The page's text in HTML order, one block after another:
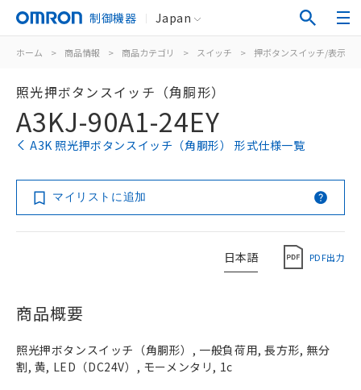
制御機器 Japan
ホーム > 商品情報 > 商品カテゴリ > スイッチ > 押ボタンスイッチ/表示灯
照光押ボタンスイッチ（角胴形）
A3KJ-90A1-24EY
A3K 照光押ボタンスイッチ（角胴形） 形式仕様一覧
マイリストに追加
日本語 PDF出力
商品概要
照光押ボタンスイッチ（角胴形）, 一般負荷用, 長方形, 無分
割, 黄, LED（DC24V）, モーメンタリ, 1c